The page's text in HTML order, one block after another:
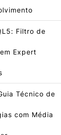
Filtro de
Expert
Técnico de
com Média